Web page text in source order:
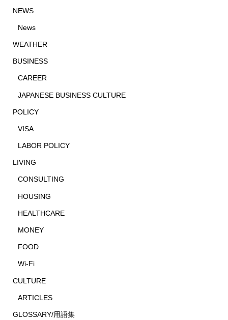
NEWS
News
WEATHER
BUSINESS
CAREER
JAPANESE BUSINESS CULTURE
POLICY
VISA
LABOR POLICY
LIVING
CONSULTING
HOUSING
HEALTHCARE
MONEY
FOOD
Wi-Fi
CULTURE
ARTICLES
GLOSSARY/用語集